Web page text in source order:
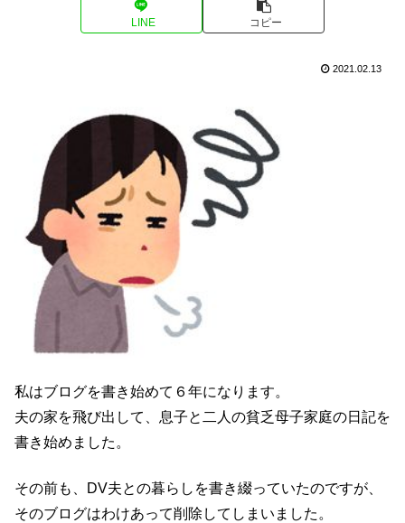
LINE コピー
2021.02.13
私はブログを書き始めて６年になります。
夫の家を飛び出して、息子と二人の貧乏母子家庭の日記を
書き始めました。
その前も、DV夫との暮らしを書き綴っていたのですが、
そのブログはわけあって削除してしまいました。